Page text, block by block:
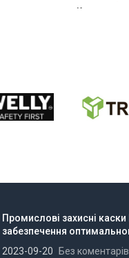
Код товару:
Промислові захисні
забезпечення
2023-09-20
Без коментарів